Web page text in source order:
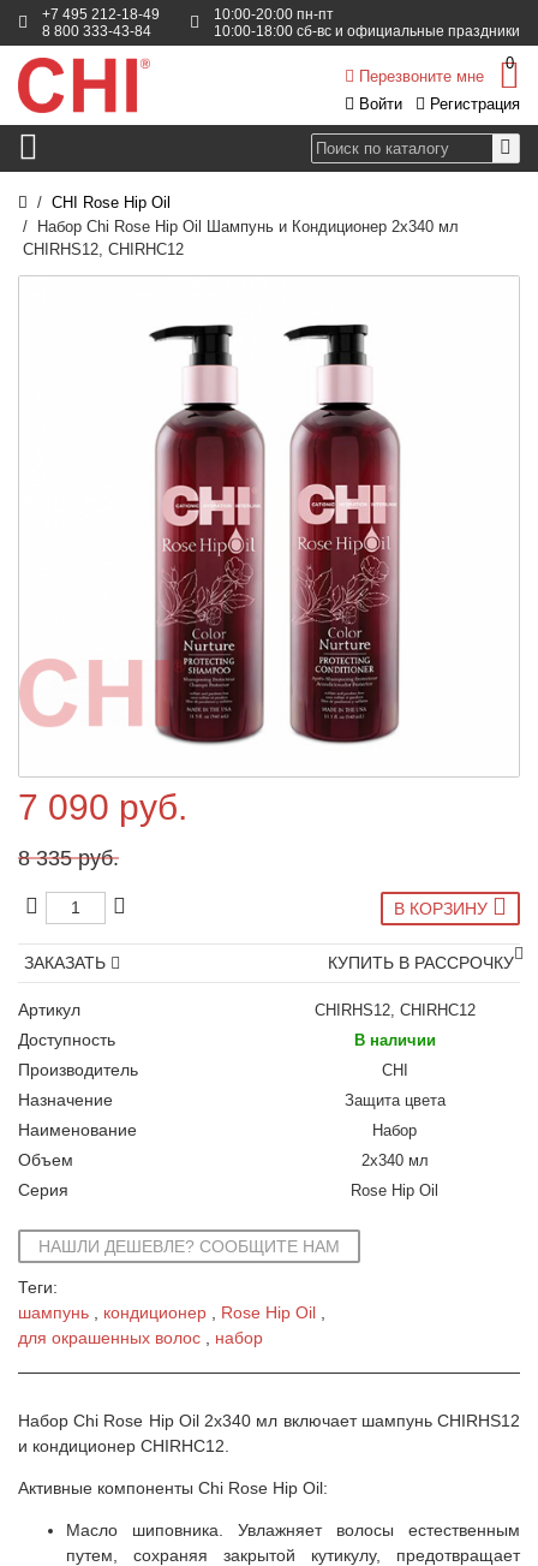
+7 495 212-18-49
8 800 333-43-84
10:00-20:00 пн-пт
10:00-18:00 сб-вс и официальные праздники
Войти Регистрация
Перезвоните мне
0
CHI Rose Hip Oil
Набор Chi Rose Hip Oil Шампунь и Кондиционер 2x340 мл
CHIRHS12, CHIRHC12
7 090 руб.
8 335 руб.
В КОРЗИНУ
ЗАКАЗАТЬ КУПИТЬ В РАССРОЧКУ
Артикул CHIRHS12, CHIRHC12
Доступность В наличии
Производитель CHI
Назначение Защита цвета
Наименование Набор
Объем 2x340 мл
Серия Rose Hip Oil
НАШЛИ ДЕШЕВЛЕ? СООБЩИТЕ НАМ
Теги:
шампунь
кондиционер
Rose Hip Oil
для окрашенных волос
набор
Набор Chi Rose Hip Oil 2x340 мл включает шампунь CHIRHS12
и кондиционер CHIRHC12.
Активные компоненты Chi Rose Hip Oil:
Масло шиповника. Увлажняет волосы естественным
путем, сохраняя закрытой кутикулу, предотвращает